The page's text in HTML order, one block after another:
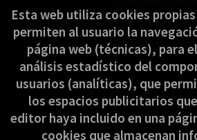
Política de
Política de Cookies
ATENCIÓN AL
Quiénes somos
Pedidos especiales
Esta web utiliza cookies
permiten al usuario la
página web (técnicas), para
análisis estadístico del
usuarios (analíticas), que
los espacios publicitarios
editor haya incluido en una
cookies que almacenan